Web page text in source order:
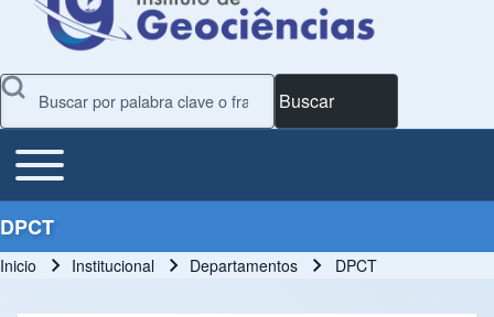
Buscar
Main Menu
Toggle main menu
DPCT
Inicio Institucional Departamentos DPCT